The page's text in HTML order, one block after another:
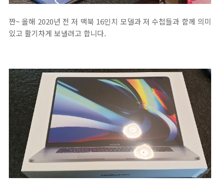
짠~ 올해 2020년 전 저 맥북 16인치 모델과 저 수첩들과 함께 의미
있고 활기차게 보낼려고 합니다.